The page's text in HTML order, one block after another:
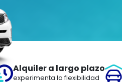
Alquiler a largo plazo
experimenta la flexibilidad